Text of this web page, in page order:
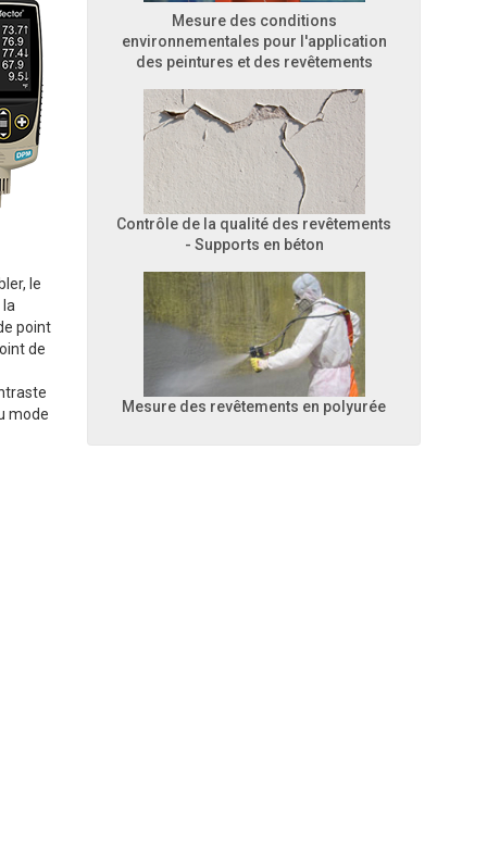
le
point
de
mode
Mesure des conditions
environnementales pour l'application
des peintures et des revêtements
Contrôle de la qualité des revêtements
- Supports en béton
Mesure des revêtements en polyurée